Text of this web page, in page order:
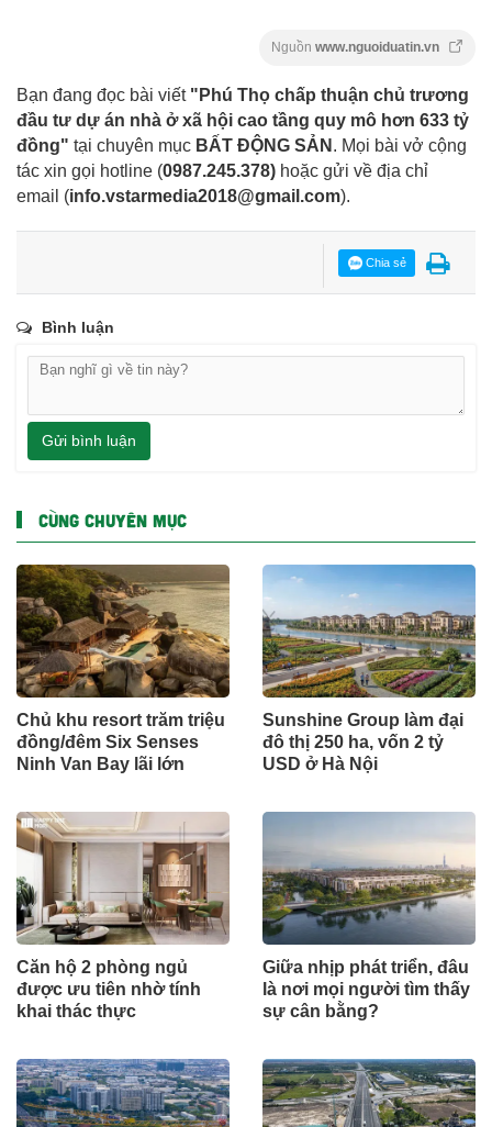
Nguồn www.nguoiduatin.vn
Bạn đang đọc bài viết "Phú Thọ chấp thuận chủ trương
đầu tư dự án nhà ở xã hội cao tầng quy mô hơn 633 tỷ
đồng" tại chuyên mục BẤT ĐỘNG SẢN . Mọi bài vở cộng
tác xin gọi hotline (0987.245.378) hoặc gửi về địa chỉ
email (info.vstarmedia2018@gmail.com).
Chia sẻ
Bình luận
Gửi bình luận
CÙNG CHUYÊN MỤC
Chủ khu resort trăm triệu
đồng/đêm Six Senses
Ninh Van Bay lãi lớn
Sunshine Group làm đại
đô thị 250 ha, vốn 2 tỷ
USD ở Hà Nội
Căn hộ 2 phòng ngủ
được ưu tiên nhờ tính
khai thác thực
Giữa nhịp phát triển, đâu
là nơi mọi người tìm thấy
sự cân bằng?